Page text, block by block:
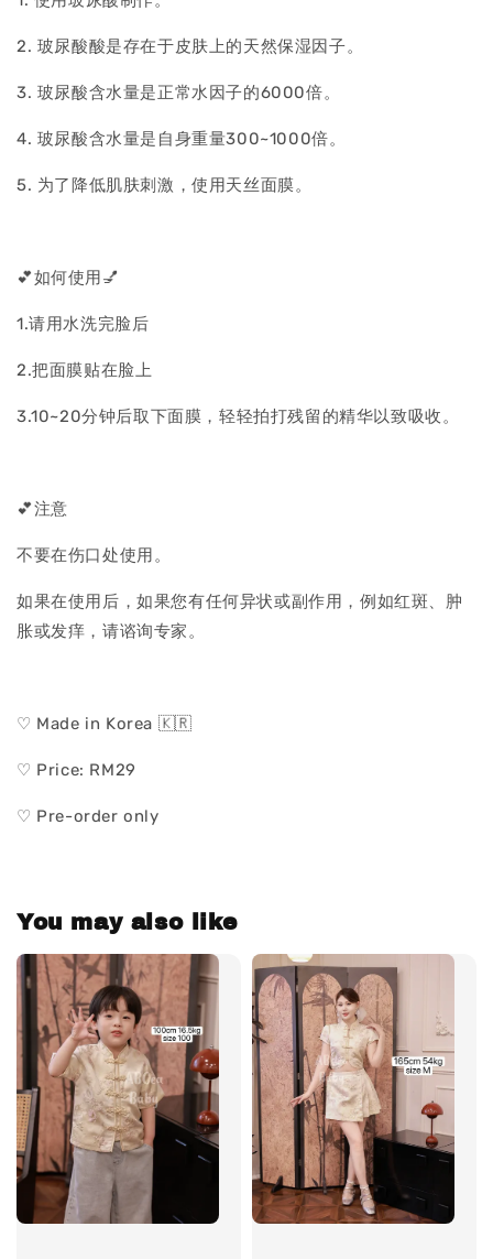
2. 玻尿酸酸是存在于皮肤上的天然保湿因子。
3. 玻尿酸含水量是正常水因子的6000倍。
4. 玻尿酸含水量是自身重量300~1000倍。
5. 为了降低肌肤刺激，使用天丝面膜。
💕如何使用💅
1.请用水洗完脸后
2.把面膜贴在脸上
3.10~20分钟后取下面膜，轻轻拍打残留的精华以致吸收。
💕注意
不要在伤口处使用。
如果在使用后，如果您有任何异状或副作用，例如红斑、肿
胀或发痒，请谘询专家。
♡ Made in Korea 🇰🇷
♡ Price: RM29
♡ Pre-order only
You may also like